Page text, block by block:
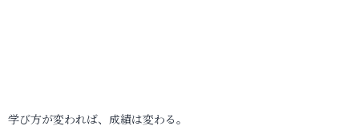
学び方が変われば、成績は変わる。